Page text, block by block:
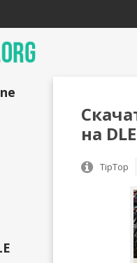
на DLE
TipTop